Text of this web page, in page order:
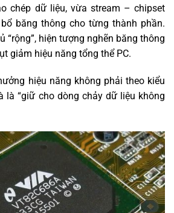
chép dữ liệu, vừa stream – chipset
băng thông cho từng thành phần.
“rộng”, hiện tượng nghẽn băng thông
giảm hiệu năng tổng thể PC.
hiệu năng không phải theo kiểu
là “giữ cho dòng chảy dữ liệu không